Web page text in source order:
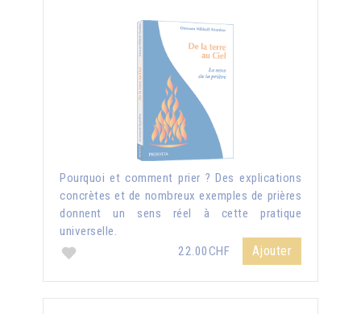
Pourquoi et comment prier ? Des explications
concrètes et de nombreux exemples de prières
donnent un sens réel à cette pratique
universelle.
22.00CHF
Ajouter